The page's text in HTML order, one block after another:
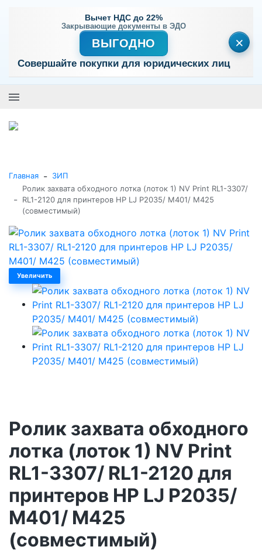
Вычет НДС до 22%
Закрывающие документы в ЭДО
ВЫГОДНО
Совершайте покупки для юридических лиц
×
Главная - ЗИП
-
Ролик захвата обходного лотка (лоток 1) NV Print RL1-3307/
RL1-2120 для принтеров HP LJ P2035/ M401/ M425
(совместимый)
Увеличить
Ролик захвата обходного
лотка (лоток 1) NV Print
RL1-3307/ RL1-2120 для
принтеров HP LJ P2035/
M401/ M425
(совместимый)